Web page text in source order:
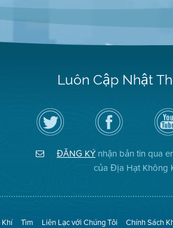
Luôn Cập Nhật
Hãy
theo
dõi
Địa
Không
Truy
cập
Trang
Facebook
Địa
Hạt
ĐĂNG KÝnhận bản tin qua
của Địa Hạt Không
Tìm Liên Lạc với Chúng Tôi Chính Sách